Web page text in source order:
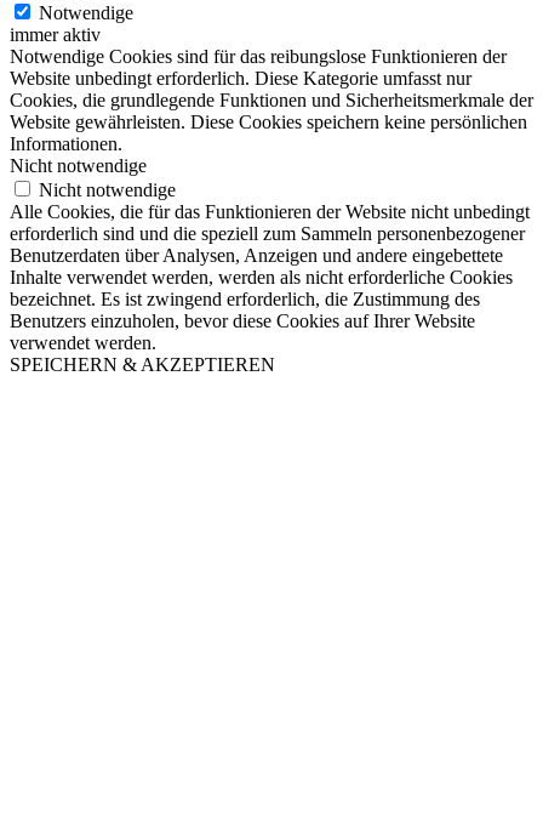
Notwendige
immer aktiv
Notwendige Cookies sind für das reibungslose Funktionieren der
Website unbedingt erforderlich. Diese Kategorie umfasst nur
Cookies, die grundlegende Funktionen und Sicherheitsmerkmale der
Website gewährleisten. Diese Cookies speichern keine persönlichen
Informationen.
Nicht notwendige
Nicht notwendige
Alle Cookies, die für das Funktionieren der Website nicht unbedingt
erforderlich sind und die speziell zum Sammeln personenbezogener
Benutzerdaten über Analysen, Anzeigen und andere eingebettete
Inhalte verwendet werden, werden als nicht erforderliche Cookies
bezeichnet. Es ist zwingend erforderlich, die Zustimmung des
Benutzers einzuholen, bevor diese Cookies auf Ihrer Website
verwendet werden.
SPEICHERN & AKZEPTIEREN